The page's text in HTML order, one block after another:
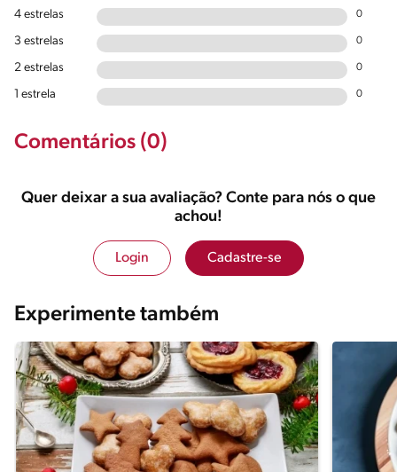
4 estrelas 0
3 estrelas 0
2 estrelas 0
1 estrela 0
Comentários (0)
Quer deixar a sua avaliação? Conte para nós o que
achou!
Login Cadastre-se
Experimente também